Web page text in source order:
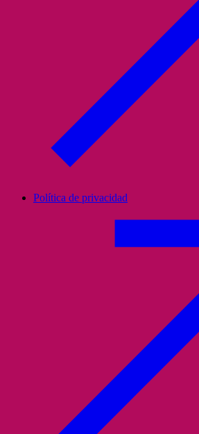
Política de privacidad